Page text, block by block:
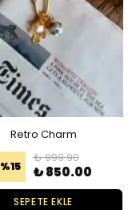
Retro Charm
%15
₺ 999.90
₺ 850.00
SEPETE EKLE